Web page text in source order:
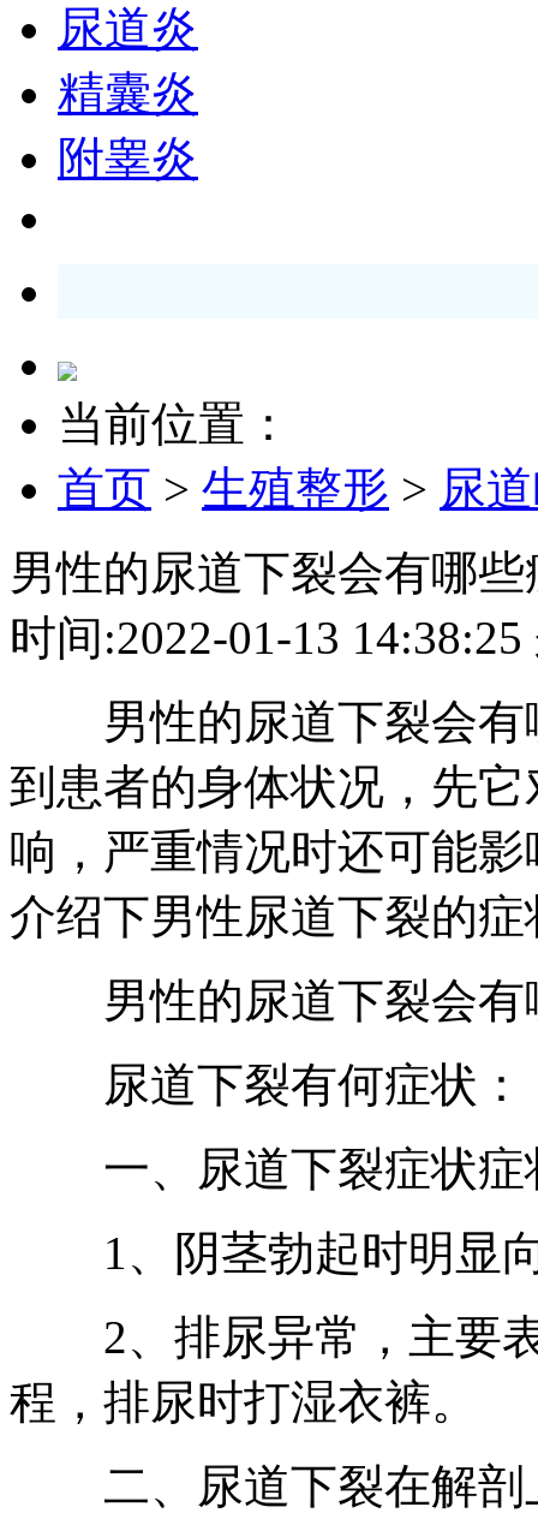
尿道炎
精囊炎
附睾炎
当前位置：
首页 > 生殖整形 > 尿
男性的尿道下裂会有哪
时间:2022-01-13
男性的尿道下裂会有
到患者的身体状况，先
响，严重情况时还可能
介绍下男性尿道下裂的症
男性的尿道下裂会有
尿道下裂有何症状：
一、尿道下裂症状症
1、阴茎勃起时明显
2、排尿异常，主要表
程，排尿时打湿衣裤。
二、尿道下裂在解剖